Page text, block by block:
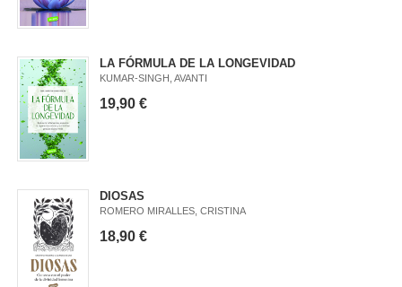
LA FÓRMULA DE LA LONGEVIDAD
KUMAR-SINGH, AVANTI
19,90 €
DIOSAS
ROMERO MIRALLES, CRISTINA
18,90 €